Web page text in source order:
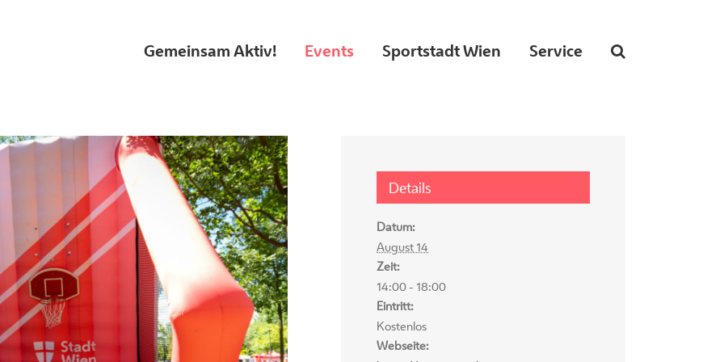
Gemeinsam Aktiv! Events Sportstadt Wien Service
Details
Datum:
August 14
Zeit:
14:00 - 18:00
Eintritt:
Kostenlos
Webseite: